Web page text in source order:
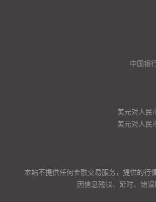
中国银
美元对人民
美元对人民
本站不提供任何金融交易服务，提供的行
因信息残缺、延时、错